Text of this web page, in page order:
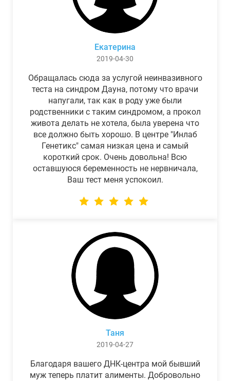
Екатерина
2019-04-30
Обращалась сюда за услугой неинвазивного
теста на синдром Дауна, потому что врачи
напугали, так как в роду уже были
родственники с таким синдромом, а прокол
живота делать не хотела, была уверена что
все должно быть хорошо. В центре "Инлаб
Генетикс" самая низкая цена и самый
короткий срок. Очень довольна! Всю
оставшуюся беременность не нервничала,
Ваш тест меня успокоил.
Таня
2019-04-27
Благодаря вашего ДНК-центра мой бывший
муж теперь платит алименты. Добровольно